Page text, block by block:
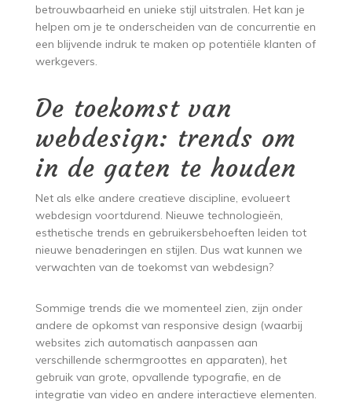
betrouwbaarheid en unieke stijl uitstralen. Het kan je
helpen om je te onderscheiden van de concurrentie en
een blijvende indruk te maken op potentiële klanten of
werkgevers.
De toekomst van
webdesign: trends om
in de gaten te houden
Net als elke andere creatieve discipline, evolueert
webdesign voortdurend. Nieuwe technologieën,
esthetische trends en gebruikersbehoeften leiden tot
nieuwe benaderingen en stijlen. Dus wat kunnen we
verwachten van de toekomst van webdesign?
Sommige trends die we momenteel zien, zijn onder
andere de opkomst van responsive design (waarbij
websites zich automatisch aanpassen aan
verschillende schermgroottes en apparaten), het
gebruik van grote, opvallende typografie, en de
integratie van video en andere interactieve elementen.